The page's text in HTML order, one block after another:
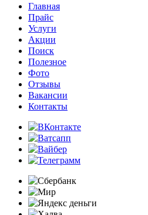
Главная
Прайс
Услуги
Акции
Поиск
Полезное
Фото
Отзывы
Вакансии
Контакты